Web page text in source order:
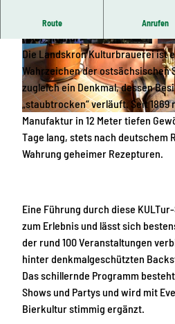
© Holger Stein
L
a
n
d
s
k
r
©
Route Anrufen
Wahrzeichen und Kult-Location
(Bier-)Kultur.
Die Landskron Kulturbrauerei ist
Wahrzeichen der ostsächsischen
zugleich ein Denkmal, dessen
„staubtrocken“ verläuft. Seit
Manufaktur in 12 Meter tiefen
Tage lang, stets nach deutschem
Wahrung geheimer Rezepturen.
Eine Führung durch diese
zum Erlebnis und lässt sich
der rund 100 Veranstaltungen
hinter denkmalgeschützten
Das schillernde Programm
Shows und Partys und wird mit
Bierkultur stimmig ergänzt.